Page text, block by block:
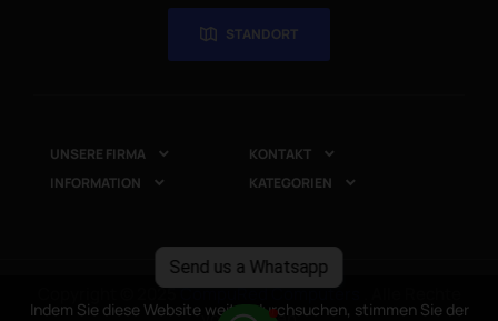
Send us a Whatsapp
STANDORT
UNSERE FIRMA  KONTAKT 
INFORMATION  KATEGORIEN 
Indem Sie diese Website weiter durchsuchen, stimmen Sie der
Copyright © 2025CompuRed Computers